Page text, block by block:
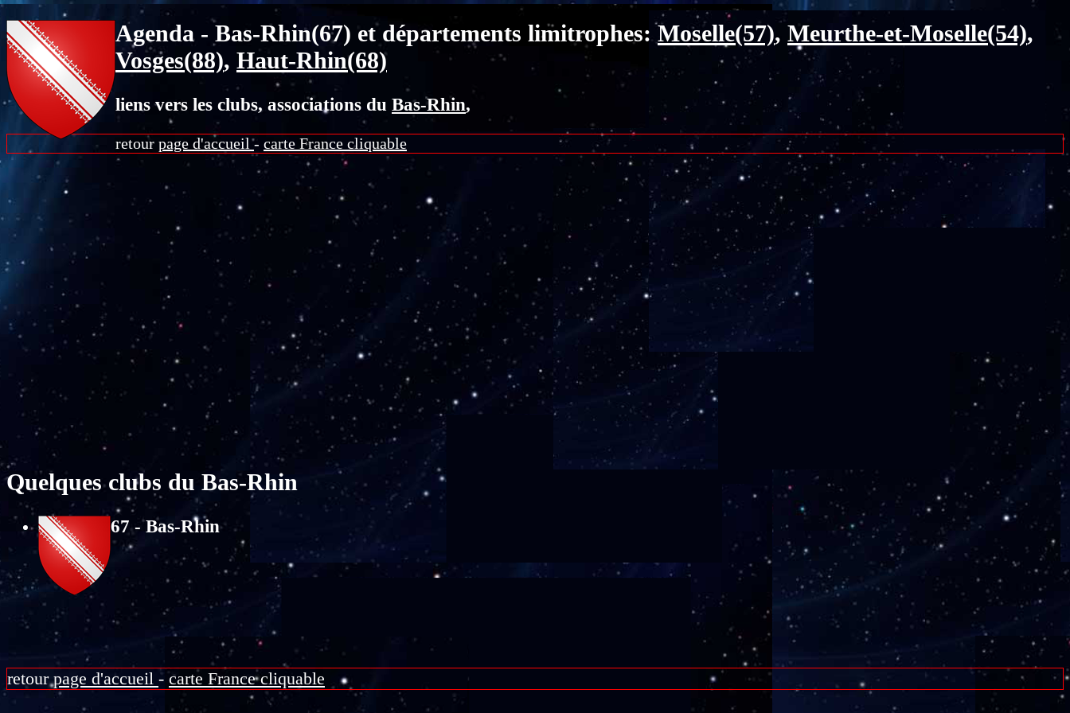
Agenda - Bas-Rhin(67) et départements limitrophes:Moselle(57), Meurthe-et-Moselle(54),
Vosges(88), Haut-Rhin(68)
liens vers les clubs, associations du Bas-Rhin,
retour page d'accueil- carte France cliquable
Quelques clubs du Bas-Rhin
67 - Bas-Rhin
retourpage d'accueil -carte France cliquable